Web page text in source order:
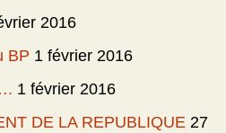
2016
BP 1 février 2016
1 février 2016
DE LA REPUBLIQUE 27